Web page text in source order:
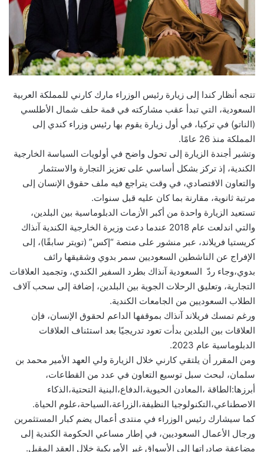
تتجه أنظار كندا إلى زيارة رئيس الوزراء مارك كارني للمملكة العربية
السعودية، التي تبدأ عقب مشاركته في قمة حلف شمال الأطلسي
(الناتو) في تركيا، في أول زيارة يقوم بها رئيس وزراء كندي إلى
المملكة منذ 26 عامًا.
وتشير أجندة الزيارة إلى تحول واضح في أولويات السياسة الخارجية
الكندية، إذ تركز بشكل أساسي على تعزيز التجارة والاستثمار
والتعاون الاقتصادي، في وقت يتراجع فيه ملف حقوق الإنسان إلى
مرتبة ثانوية، مقارنة بما كان عليه قبل سنوات.
تستعيد الزيارة واحدة من أكبر الأزمات الدبلوماسية بين البلدين،
والتي اندلعت عام 2018 عندما دعت وزيرة الخارجية الكندية آنذاك
كريستيا فريلاند، عبر منشور على منصة “إكس” (تويتر سابقًا)، إلى
الإفراج عن الناشطين السعوديين سمر بدوي وشقيقها رائف
بدوي،وجاء ردّ السعودية آنذاك بطرد السفير الكندي، وتجميد العلاقات
التجارية، وتعليق الرحلات الجوية بين البلدين، إضافة إلى سحب آلاف
الطلاب السعوديين من الجامعات الكندية.
ورغم تمسك فريلاند آنذاك بموقفها الداعم لحقوق الإنسان، فإن
العلاقات بين البلدين بدأت تعود تدريجيًا بعد استئناف العلاقات
الدبلوماسية عام 2023.
ومن المقرر أن يلتقي كارني خلال الزيارة ولي العهد الأمير محمد بن
سلمان، لبحث سبل توسيع التعاون في عدد من القطاعات،
أبرزها:الطاقة ،المعادن الحيوية،الدفاع،البنية التحتية،الذكاء
الاصطناعي،التكنولوجيا النظيفة،الزراعة،السياحة،علوم الحياة.
كما سيشارك رئيس الوزراء في منتدى أعمال يضم كبار المستثمرين
ورجال الأعمال السعوديين، في إطار مساعي الحكومة الكندية إلى
مضاعفة صادراتها إلى الأسواق غير الأمريكية خلال العقد المقبل.